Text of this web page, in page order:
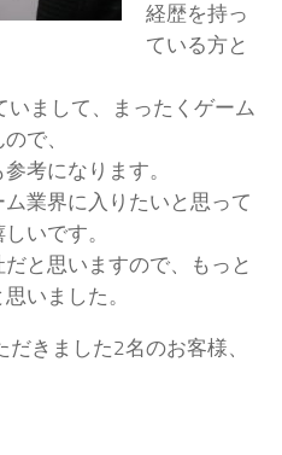
経歴を持っ
ている方と
まして、まったくゲーム
で、
考になります。
業界に入りたいと思って
いです。
だと思いますので、もっと
いました。
きました2名のお客様、